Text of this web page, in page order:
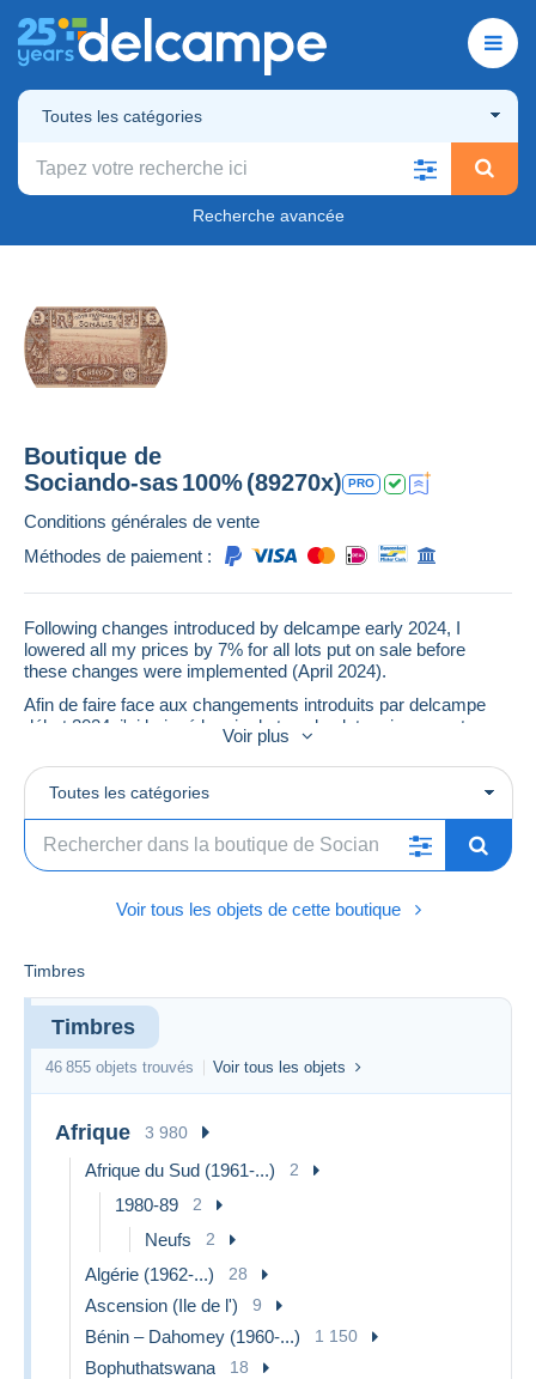
Toutes les catégories
Recherche avancée
Boutique de
Sociando-sas100%(89270x) PRO
Conditions générales de vente
Méthodes de paiement :
Following changes introduced by delcampe early 2024, I
lowered all my prices by 7% for all lots put on sale before
these changes were implemented (April 2024).
Afin de faire face aux changements introduits par delcampe
début 2024, j'ai baissé le prix de tous les lots mis en vente
avant avril 2024 de 7%. Il faut encore que j'ajuste certains prix,
notamment sur les petites valeurs, mais cela va prendre un
peu de temps. Mille excuses!
Voir plus
Toutes les catégories
Voir tous les objets de cette boutique
Timbres
Timbres
46 855 objets trouvés Voir tous les objets
Afrique 3 980
Afrique du Sud (1961-...) 2
1980-89 2
Neufs 2
Algérie (1962-...) 28
Ascension (Ile de l') 9
Bénin – Dahomey (1960-...) 1 150
Bophuthatswana 18